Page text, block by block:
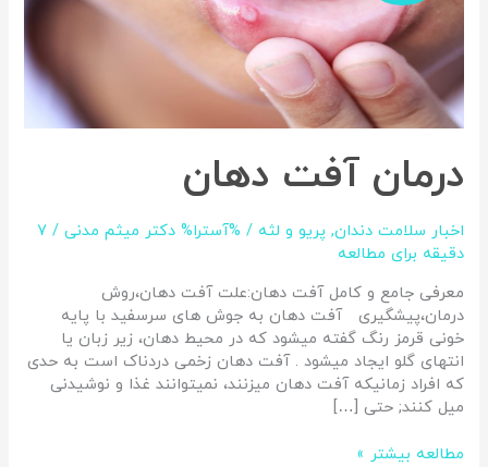
درمان آفت دهان
اخبار سلامت دندان,پریو و لثه / %آسترا% دکتر میثم مدنی/
7
دقیقه برای مطالعه
معرفی جامع و کامل آفت دهان:علت آفت دهان،روش
درمان،پیشگیری آفت دهان به جوش های سرسفید با پایه
خونی قرمز رنگ گفته میشود که در محیط دهان، زیر زبان یا
انتهای گلو ایجاد میشود . آفت دهان زخمی دردناک است به حدی
که افراد زمانیکه آفت دهان میزنند، نمیتوانند غذا و نوشیدنی
میل کنند; حتی […]
مطالعه بیشتر »